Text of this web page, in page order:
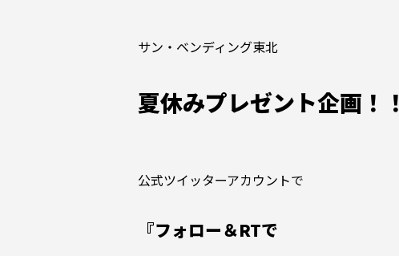
サン・ベンディング東北
夏休みプレゼント企画！！
公式ツイッターアカウントで
『フォロー＆RTで